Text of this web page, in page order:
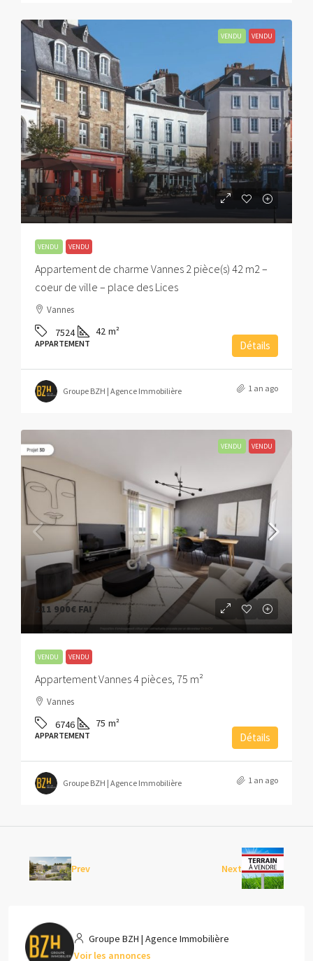
VENDU VENDU
269 500€FAI
VENDU VENDU
Appartement de charme Vannes 2 pièce(s) 42 m2 –
coeur de ville – place des Lices
Vannes
7524 42 m²
APPARTEMENT Détails
Groupe BZH | Agence Immobilière 1 an ago
VENDU VENDU
211 900€ FAI
VENDU VENDU
Appartement Vannes 4 pièces, 75 m²
Vannes
6746 75 m²
APPARTEMENT Détails
Groupe BZH | Agence Immobilière 1 an ago
Prev Next
Groupe BZH | Agence Immobilière
Voir les annonces